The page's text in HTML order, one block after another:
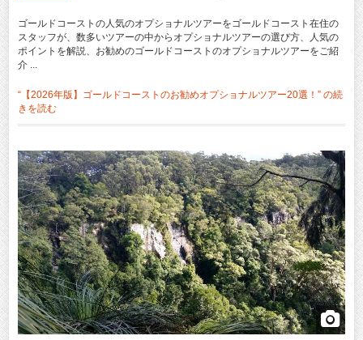
ゴールドコーストの人気のオプショナルツアーをゴールドコースト在住の
スタッフが、数多いツアーの中からオプショナルツアーの選び方、人気の
ポイントを解説、お勧めのゴールドコーストのオプショナルツアーをご紹
介 ...
“【2026年版】ゴールドコーストのお勧めオプショナルツアー20選！” の続
きを読む